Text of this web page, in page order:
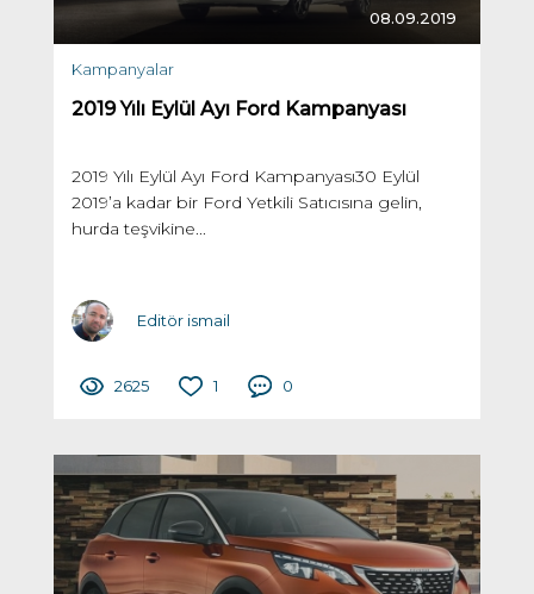
08.09.2019
Kampanyalar
2019 Yılı Eylül Ayı Ford Kampanyası
2019 Yılı Eylül Ayı Ford Kampanyası30 Eylül
2019’a kadar bir Ford Yetkili Satıcısına gelin,
hurda teşvikine...
Editör ismail
2625 1 0